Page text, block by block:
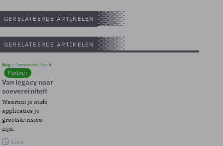
GERELATEERDE ARTIKELEN
GERELATEERDE ARTIKELEN
Blog Soevereinteit, Cloud
Partner
Van legacy naar
soevereiniteit
Waarom je oude
applicaties je
grootste risico
zijn.
1 min